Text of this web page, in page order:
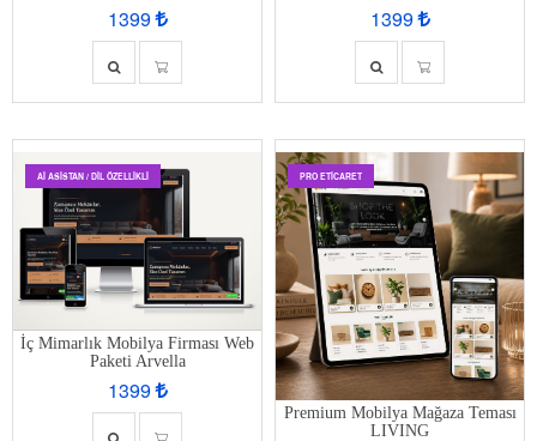
1399 1399
AI ASISTAN / DIL ÖZELLIKLI
İç Mimarlık Mobilya Firması Web
Paketi Arvella
1399
PRO ETİCARET
Premium Mobilya Mağaza Teması
LIVING